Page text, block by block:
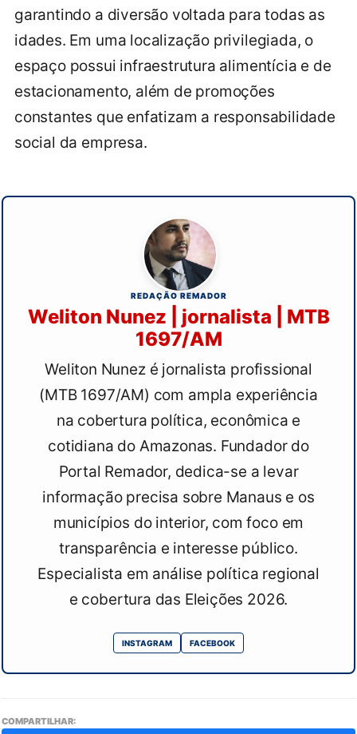
garantindo a diversão voltada para todas as
idades. Em uma localização privilegiada, o
espaço possui infraestrutura alimentícia e de
estacionamento, além de promoções
constantes que enfatizam a responsabilidade
social da empresa.
REDAÇÃO REMADOR
Weliton Nunez | jornalista | MTB
1697/AM
Weliton Nunez é jornalista profissional
(MTB 1697/AM) com ampla experiência
na cobertura política, econômica e
cotidiana do Amazonas. Fundador do
Portal Remador, dedica-se a levar
informação precisa sobre Manaus e os
municípios do interior, com foco em
transparência e interesse público.
Especialista em análise política regional
e cobertura das Eleições 2026.
INSTAGRAM FACEBOOK
COMPARTILHAR: